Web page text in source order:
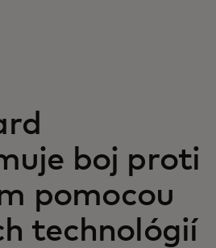
boj proti
pomocou
technológií